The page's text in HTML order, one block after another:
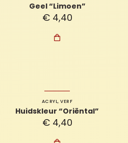
Geel “Limoen”
€4,40

ACRYL,VERF
Huidskleur “Oriëntal”
€4,40